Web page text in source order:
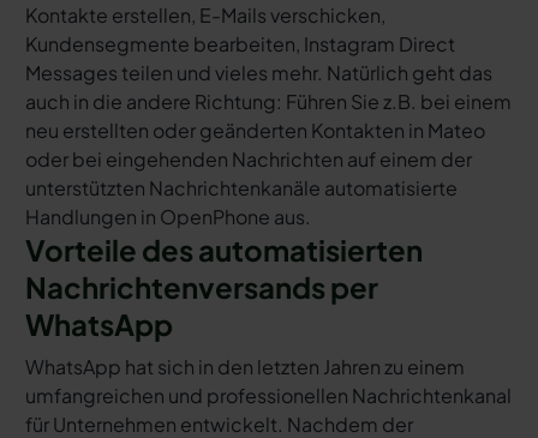
Kontakte erstellen, E-Mails verschicken,
Kundensegmente bearbeiten, Instagram Direct
Messages teilen und vieles mehr. Natürlich geht das
auch in die andere Richtung: Führen Sie z.B. bei einem
neu erstellten oder geänderten Kontakten in Mateo
oder bei eingehenden Nachrichten auf einem der
unterstützten Nachrichtenkanäle automatisierte
Handlungen in OpenPhone aus.
Vorteile des automatisierten
Nachrichtenversands per
WhatsApp
WhatsApp hat sich in den letzten Jahren zu einem
umfangreichen und professionellen Nachrichtenkanal
für Unternehmen entwickelt. Nachdem der